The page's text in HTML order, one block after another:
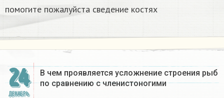
помогите пожалуйста сведение костях​
24
ДЕКАБРЬ
В чем проявляется усложнение строения рыб
по сравнению с членистоногими